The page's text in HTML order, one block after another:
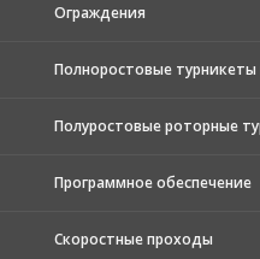
Ограждения
Полноростовые турникеты
Полуростовые роторные
Программное обеспечение
Скоростные проходы